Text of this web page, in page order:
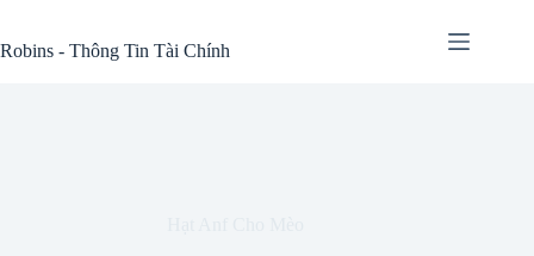
content
Robins - Thông Tin Tài Chính